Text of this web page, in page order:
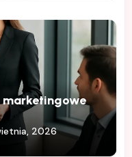
marketingowe
2026